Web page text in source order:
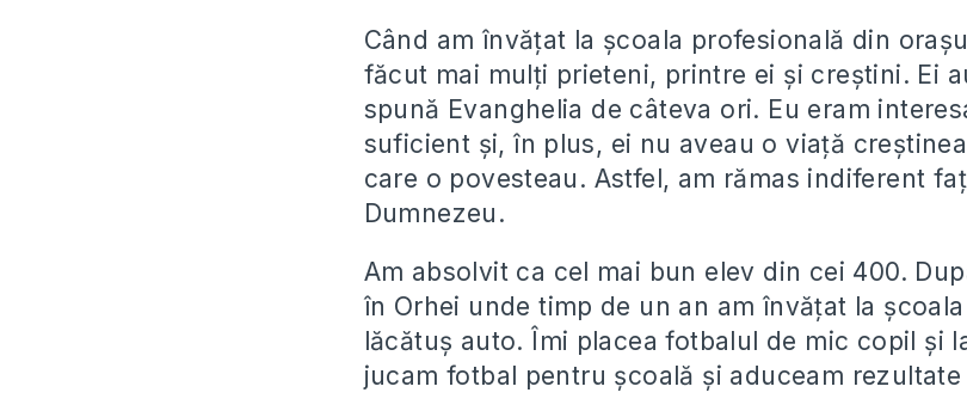
Când am învățat la școala profesională din
făcut mai mulți prieteni, printre ei și creștini. Ei
spună Evanghelia de câteva ori. Eu eram
suficient și, în plus, ei nu aveau o viață
care o povesteau. Astfel, am rămas indiferent
Dumnezeu.
Am absolvit ca cel mai bun elev din cei 400.
în Orhei unde timp de un an am învățat la
lăcătuș auto. Îmi placea fotbalul de mic copil și
jucam fotbal pentru școală și aduceam rezultate